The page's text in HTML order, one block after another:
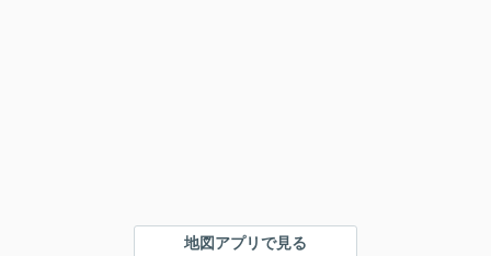
地図アプリで見る